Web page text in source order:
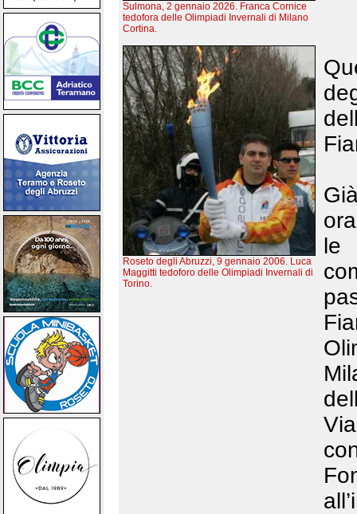
Sulmona, 2 gennaio 2026. Franca Cornice
tedofora delle Olimpiadi Invernali di Milano
Cortina.
Roseto degli Abruzzi, 9 gennaio 2006. Luca
Maggitti tedoforo delle Olimpiadi Invernali di
Torino.
le